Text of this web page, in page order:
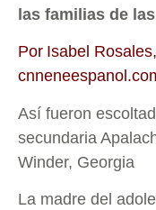
las familias de
Por Isabel
Así fueron
secundaria
Winder, Georgia
La madre del